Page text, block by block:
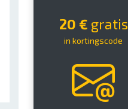
20 € gratis
in kortingscode